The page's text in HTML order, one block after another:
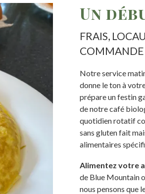
Un
FRAIS,
COMMANDE
Notre service
donne le ton à
prépare un festin
de notre café
quotidien rotatif
sans gluten fait
alimentaires
Alimentez votre
de Blue Mountain
nous pensons que